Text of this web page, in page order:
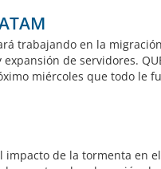
trabajando en la
de servidores. QUE
miércoles que todo le
de la tormenta en